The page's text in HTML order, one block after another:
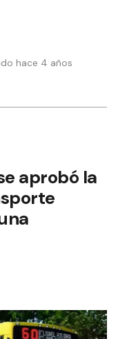
hace 4 años
aprobó la